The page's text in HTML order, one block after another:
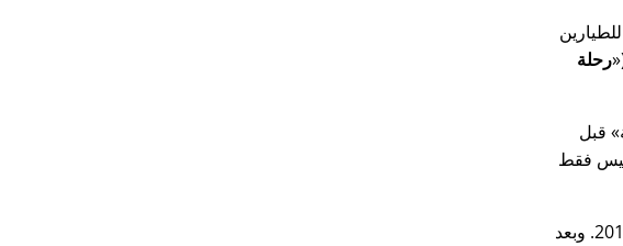
للطيارين
رحلة
قبل
ليس فقط
بعد بضعة أسابيع في عام 2015، دعت 🇹🇷 تركيا إلى اجتماع طارئ لـ 🚩 الناتو في 28 يوليو 2015. وبعد